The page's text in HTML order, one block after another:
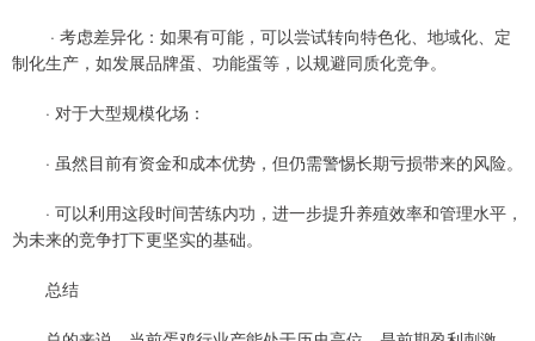
· 考虑差异化：如果有可能，可以尝试转向特色化、地域化、定
制化生产，如发展品牌蛋、功能蛋等，以规避同质化竞争。
· 对于大型规模化场：
· 虽然目前有资金和成本优势，但仍需警惕长期亏损带来的风险。
· 可以利用这段时间苦练内功，进一步提升养殖效率和管理水平，
为未来的竞争打下更坚实的基础。
总结